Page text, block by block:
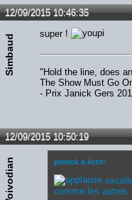
12/09/2015 10:46:35
Simbaud super !
"Hold the line, does
The Show Must Go
- Prix Janick Gers
12/09/2015 10:50:19
Voivodian pierick a écrit:
comme les autres .